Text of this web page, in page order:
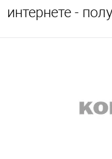
интернете -